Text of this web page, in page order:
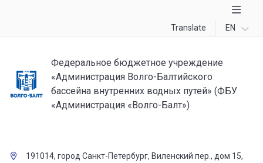
Translate EN
Федеральное бюджетное учреждение
«Администрация Волго-Балтийского
бассейна внутренних водных путей» (ФБУ
«Администрация «Волго-Балт»)
191014, город Санкт-Петербург, Виленский пер., дом 15,